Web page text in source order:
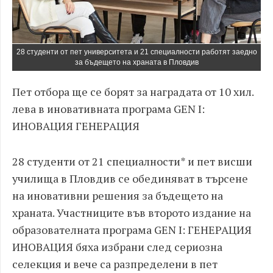
28 студенти от пет университета и 21 специалности работят заедно
за бъдещето на храната в Пловдив
Пет отбора ще се борят за наградата от 10 хил.
лева в иновативната програма GEN I:
ИНОВАЦИЯ ГЕНЕРАЦИЯ
28 студенти от 21 специалности* и пет висши
училища в Пловдив се обединяват в търсене
на иновативни решения за бъдещето на
храната. Участниците във второто издание на
образователната програма GEN I: ГЕНЕРАЦИЯ
ИНОВАЦИЯ бяха избрани след сериозна
селекция и вече са разпределени в пет